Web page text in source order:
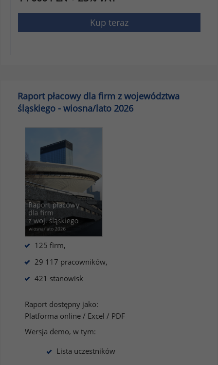
Kup teraz
Raport płacowy dla firm z województwa
śląskiego - wiosna/lato 2026
125 firm,
29 117 pracowników,
421 stanowisk
Raport dostępny jako:
Platforma online / Excel / PDF
Wersja demo, w tym:
Lista uczestników